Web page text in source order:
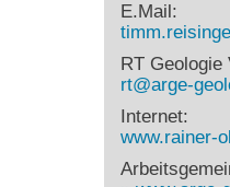
E.Mail:
RT Geologie
rt@arge-
Internet:
www.rainer-